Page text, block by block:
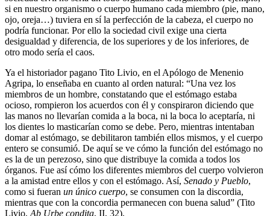
si en nuestro organismo o cuerpo humano cada miembro (pie, mano,
ojo, oreja…) tuviera en sí la perfección de la cabeza, el cuerpo no
podría funcionar. Por ello la sociedad civil exige una cierta
desigualdad y diferencia, de los superiores y de los inferiores, de
otro modo sería el caos.
Ya el historiador pagano Tito Livio, en el Apólogo de Menenio
Agripa, lo enseñaba en cuanto al orden natural: “Una vez los
miembros de un hombre, constatando que el estómago estaba
ocioso, rompieron los acuerdos con él y conspiraron diciendo que
las manos no llevarían comida a la boca, ni la boca lo aceptaría, ni
los dientes lo masticarían como se debe. Pero, mientras intentaban
domar al estómago, se debilitaron también ellos mismos, y el cuerpo
entero se consumió. De aquí se ve cómo la función del estómago no
es la de un perezoso, sino que distribuye la comida a todos los
órganos. Fue así cómo los diferentes miembros del cuerpo volvieron
a la amistad entre ellos y con el estómago. Así, Senado y Pueblo,
como si fueran un único cuerpo, se consumen con la discordia,
mientras que con la concordia permanecen con buena salud” (Tito
Livio, Ab Urbe condita, II, 32).